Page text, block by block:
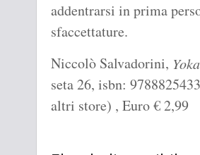
addentrarsi in prima
sfaccettature.
Niccolò Salvadorini,
seta 26, isbn:
altri store) , Euro€2,99